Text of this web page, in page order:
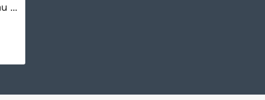
Колие с Диаманти Senea